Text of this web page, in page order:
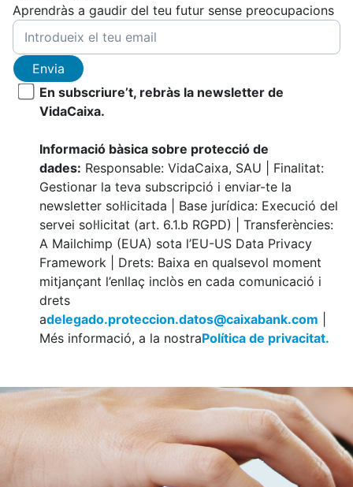
Aprendràs a gaudir del teu futur sense preocupacions
Envia
En subscriure’t, rebràs la newsletter de
VidaCaixa.
Informació bàsica sobre protecció de
dades: Responsable: VidaCaixa, SAU | Finalitat:
Gestionar la teva subscripció i enviar-te la
newsletter sol·licitada | Base jurídica: Execució del
servei sol·licitat (art. 6.1.b RGPD) | Transferències:
A Mailchimp (EUA) sota l’EU-US Data Privacy
Framework | Drets: Baixa en qualsevol moment
mitjançant l’enllaç inclòs en cada comunicació i
drets
adelegado.proteccion.datos@caixabank.com
Més informació, a la nostraPolítica de privacitat.